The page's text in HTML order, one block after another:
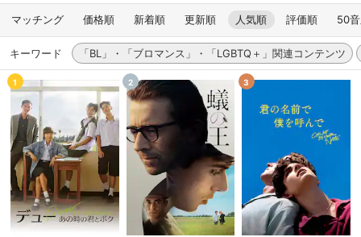
マッチング 価格順 新着順 更新順 人気順 評価順 50
キーワード 「BL」・「ブロマンス」・「LGBTQ＋」関連コンテンツ
1 2 3